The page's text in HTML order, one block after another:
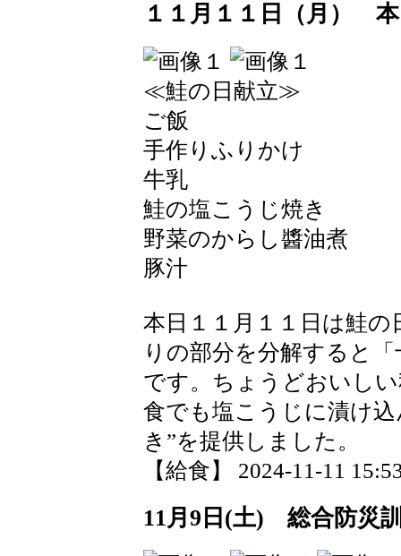
１１月１１日（月）
≪鮭の日献立≫
ご飯
手作りふりかけ
牛乳
鮭の塩こうじ焼き
野菜のからし醬油煮
豚汁
本日１１月１１日は鮭
りの部分を分解すると
です。ちょうどおいし
食でも塩こうじに漬け
き”を提供しました。
【給食】 2024-11-11
11月9日(土) 総合防災